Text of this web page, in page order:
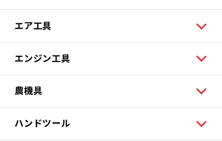
エア工具
エンジン工具
農機具
ハンドツール